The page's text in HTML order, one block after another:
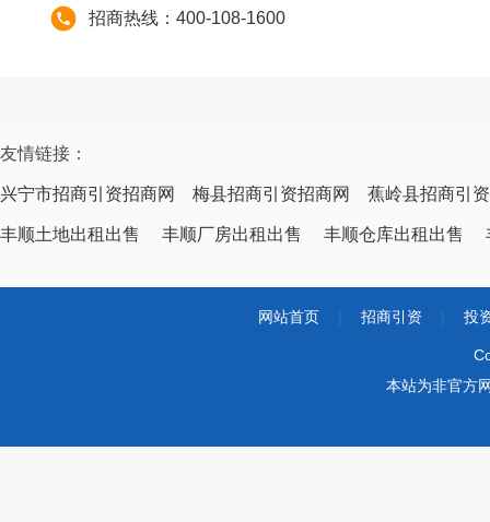
招商热线：400-108-1600
友情链接：
兴宁市招商引资招商网 梅县招商引资招商网 蕉岭县招商引
丰顺土地出租出售 丰顺厂房出租出售 丰顺仓库出租出售
网站首页 招商引资 投
本站为非官方